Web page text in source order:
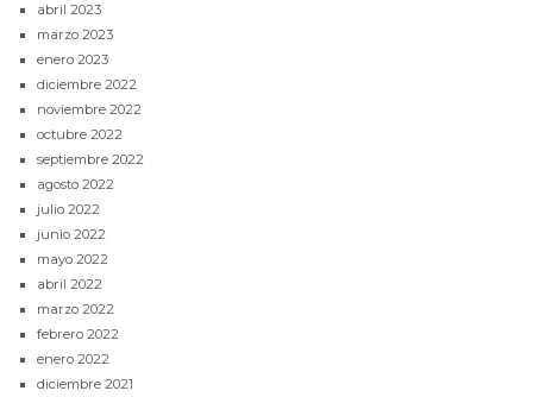
abril 2023
marzo 2023
enero 2023
diciembre 2022
noviembre 2022
octubre 2022
septiembre 2022
agosto 2022
julio 2022
junio 2022
mayo 2022
abril 2022
marzo 2022
febrero 2022
enero 2022
diciembre 2021